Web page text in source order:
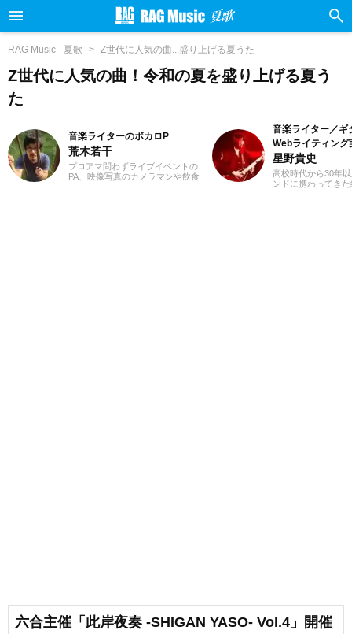
RAG Music - 夏歌 Z世代に人気の曲...盛り上げる夏うた
Z世代に人気の曲！令和の夏を盛り上げる夏う
た
音楽ライターのボカロP
荒木若干
プロアマ問わずライブイベントの
PA、映像写真のカメラマンや飲食
音楽ライター／ギ
Webライティング
星野貴史
高校時代から30年
ンドに携わってき
六合主催「此岸夜奏 -SHIGAN YASO- Vol.4」開催